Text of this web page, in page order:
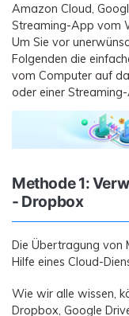
Amazon Cloud,
Streaming-App vom
Um Sie vor
Folgenden die
vom Computer auf
oder einer
Methode 1:
- Dropbox
Die Übertragung von
Hilfe eines Cloud-
Wie wir alle wissen,
Dropbox, Google